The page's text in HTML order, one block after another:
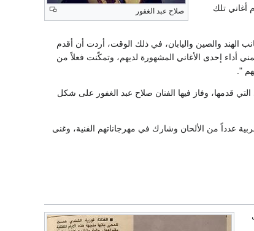
صلاح عبد الغفور
أغاني تلك
والصين واليابان، في ذلك الوقت، أردت أن أقدم
أداء إحدى الأغاني المشهورة لديهم، وتمكّنت فعلاً من
".
قدمها، وفاز فيها الفنان صلاح عبد الغفور على شكل
عدداً من الألحان وشارك في مهرجاناتهم الفنية، وغنى